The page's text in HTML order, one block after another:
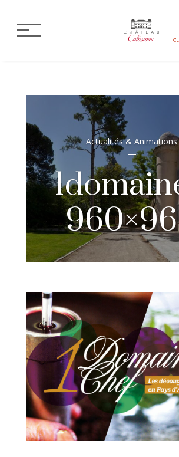
Actualités & Animations